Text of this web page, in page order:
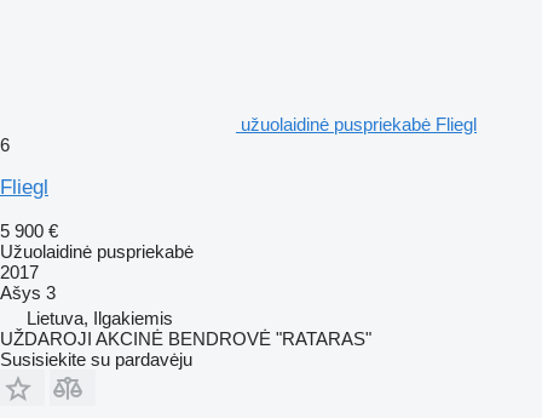
užuolaidinė puspriekabė Fliegl
6
Fliegl
5 900 €
Užuolaidinė puspriekabė
2017
Ašys 3
Lietuva, Ilgakiemis
UŽDAROJI AKCINĖ BENDROVĖ "RATARAS"
Susisiekite su pardavėju